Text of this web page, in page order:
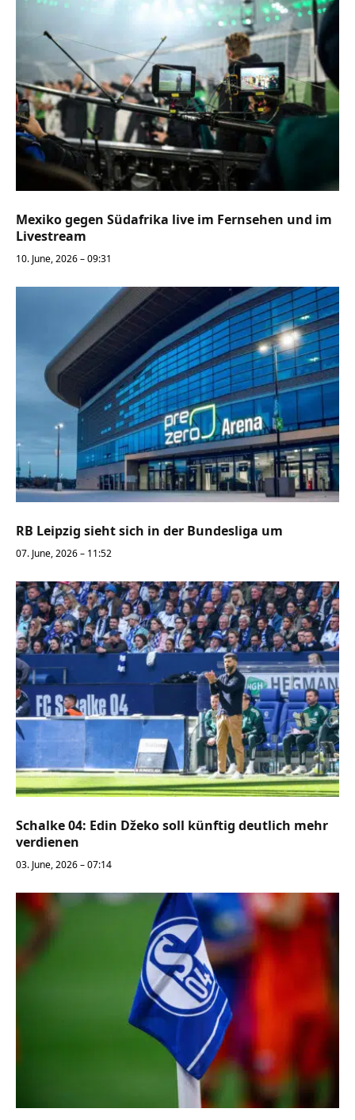
Mexiko gegen Südafrika live im Fernsehen und im
Livestream
10. June, 2026 – 09:31
RB Leipzig sieht sich in der Bundesliga um
07. June, 2026 – 11:52
Schalke 04: Edin Džeko soll künftig deutlich mehr
verdienen
03. June, 2026 – 07:14